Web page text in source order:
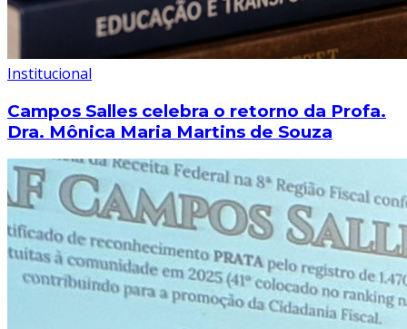
Institucional
Campos Salles celebra o retorno da Profa.
Dra. Mônica Maria Martins de Souza